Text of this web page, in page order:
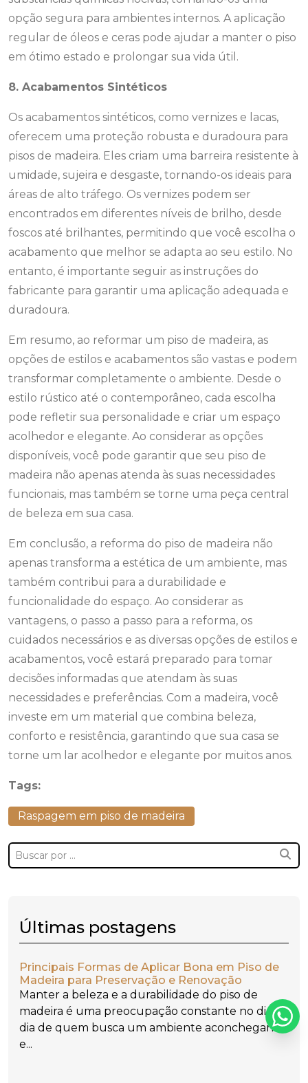
opção segura para ambientes internos. A aplicação
regular de óleos e ceras pode ajudar a manter o piso
em ótimo estado e prolongar sua vida útil.
8. Acabamentos Sintéticos
Os acabamentos sintéticos, como vernizes e lacas,
oferecem uma proteção robusta e duradoura para
pisos de madeira. Eles criam uma barreira resistente à
umidade, sujeira e desgaste, tornando-os ideais para
áreas de alto tráfego. Os vernizes podem ser
encontrados em diferentes níveis de brilho, desde
foscos até brilhantes, permitindo que você escolha o
acabamento que melhor se adapta ao seu estilo. No
entanto, é importante seguir as instruções do
fabricante para garantir uma aplicação adequada e
duradoura.
Em resumo, ao reformar um piso de madeira, as
opções de estilos e acabamentos são vastas e podem
transformar completamente o ambiente. Desde o
estilo rústico até o contemporâneo, cada escolha
pode refletir sua personalidade e criar um espaço
acolhedor e elegante. Ao considerar as opções
disponíveis, você pode garantir que seu piso de
madeira não apenas atenda às suas necessidades
funcionais, mas também se torne uma peça central
de beleza em sua casa.
Em conclusão, a reforma do piso de madeira não
apenas transforma a estética de um ambiente, mas
também contribui para a durabilidade e
funcionalidade do espaço. Ao considerar as
vantagens, o passo a passo para a reforma, os
cuidados necessários e as diversas opções de estilos e
acabamentos, você estará preparado para tomar
decisões informadas que atendam às suas
necessidades e preferências. Com a madeira, você
investe em um material que combina beleza,
conforto e resistência, garantindo que sua casa se
torne um lar acolhedor e elegante por muitos anos.
Tags:
Raspagem em piso de madeira
Últimas postagens
Principais Formas de Aplicar Bona em Piso de
Madeira para Preservação e Renovação
Manter a beleza e a durabilidade do piso de
madeira é uma preocupação constante no dia a
dia de quem busca um ambiente aconchegante
e...